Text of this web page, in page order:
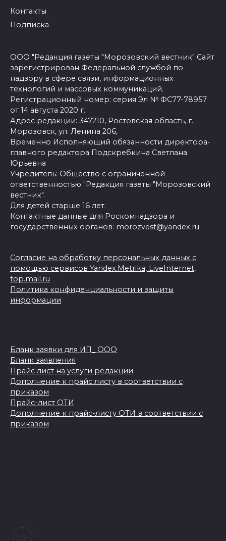
Контакты
Подписка
ООО "Редакция газеты "Морозовский вестник" Сайт
зарегистрирован Федеральной службой по
надзору в сфере связи, информационных
технологий и массовых коммуникаций.
Регистрационный номер: серия Эл № ФС77-78957
от 14 августа 2020 г.
Адрес редакции: 347210, Ростовская область, г.
Морозовск, ул. Ленина 206,
Временно Исполняющий обязанности директора-
главного редактора Подскребкина Светлана
Юрьевна
Учредитель: Общество с ограниченной
ответственностью "Редакция газеты "Морозовский
вестник".
Для детей старше 16 лет.
Контактные данные для Роскомнадзора и
государственных органов: morozvest@yandex.ru
Согласие на обработку персональных данных с
помощью сервисов Yandex.Metrika, LiveInternet,
top.mail.ru
Политика конфиденциальности и защиты
информации
Бланк заявки для ИП_ ООО
Бланк заявления
Прайс лист на услуги редакции
Дополнение к прайс листу в соответствии с
приказом
Прайс-лист ОТИ
Дополнение к прайс-листу ОТИ в соответствии с
приказом